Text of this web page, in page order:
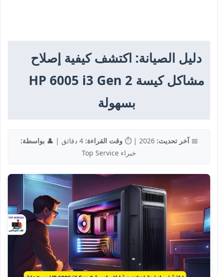
دليل الصيانة: اكتشف كيفية إصلاح
مشاكل كيسة HP 6005 i3 Gen 2
بسهولة
📅آخر تحديث: 2026 | ⏱️ وقت القراءة: 4 دقائق | 👤
بواسطة:
خبراء Top Service